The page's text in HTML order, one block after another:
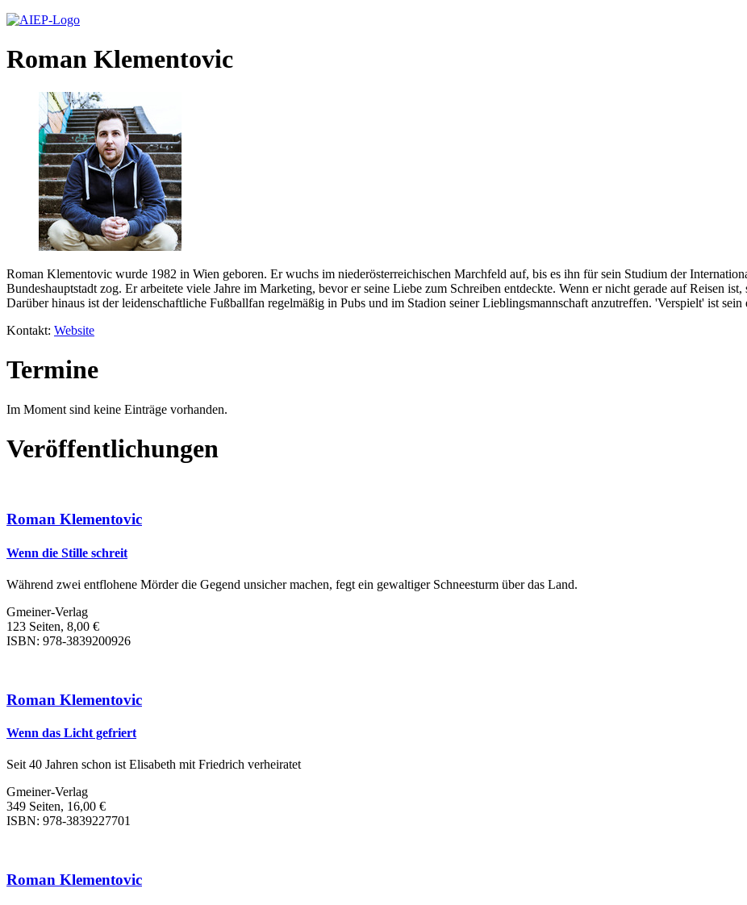
Roman Klementovic
Roman Klementovic wurde 1982 in Wien geboren. Er wuchs im niederösterreichischen Marchfeld auf, bis es ihn für sein Studium der
Bundeshauptstadt zog. Er arbeitete viele Jahre im Marketing, bevor er seine Liebe zum Schreiben entdeckte. Wenn er nicht gerade auf Reisen
Darüber hinaus ist der leidenschaftliche Fußballfan regelmäßig in Pubs und im Stadion seiner Lieblingsmannschaft anzutreffen. 'Verspielt' ist sein
Kontakt: Website
Termine
Im Moment sind keine Einträge vorhanden.
Veröffentlichungen
Roman Klementovic
Wenn die Stille schreit
Während zwei entflohene Mörder die Gegend unsicher machen, fegt ein gewaltiger Schneesturm über das Land.
Gmeiner-Verlag
123 Seiten, 8,00 €
ISBN: 978-3839200926
Roman Klementovic
Wenn das Licht gefriert
Seit 40 Jahren schon ist Elisabeth mit Friedrich verheiratet
Gmeiner-Verlag
349 Seiten, 16,00 €
ISBN: 978-3839227701
Roman Klementovic